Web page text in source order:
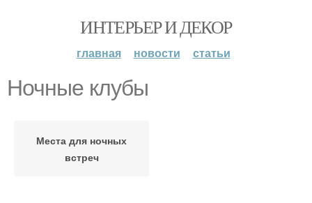
ИНТЕРЬЕР И ДЕКОР
главная новости статьи
Ночные клубы
Места для ночных
встреч